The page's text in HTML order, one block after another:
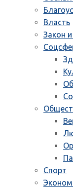
Власть
Закон
Спорт